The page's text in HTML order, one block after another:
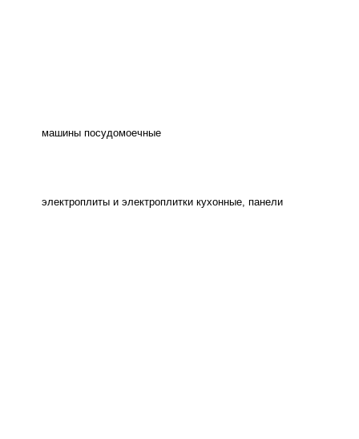
машины посудомоечные
электроплиты и электроплитки кухонные, панели